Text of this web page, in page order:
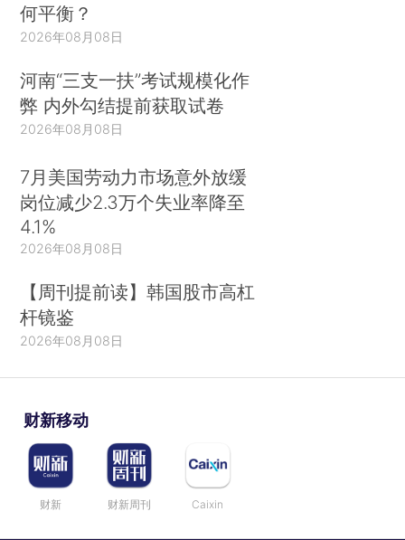
何平衡？
2026年08月08日
河南“三支一扶”考试规模化作
弊 内外勾结提前获取试卷
2026年08月08日
7月美国劳动力市场意外放缓
岗位减少2.3万个失业率降至
4.1%
2026年08月08日
【周刊提前读】韩国股市高杠
杆镜鉴
2026年08月08日
财新移动
财新 财新周刊 Caixin